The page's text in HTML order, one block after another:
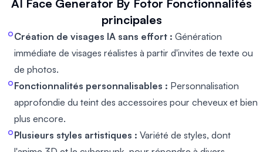
AI Face Generator By Fotor Fonctionnalités
principales
Création de visages IA sans effort : Génération
immédiate de visages réalistes à partir d'invites de texte ou
de photos.
Fonctionnalités personnalisables : Personnalisation
approfondie du teint des accessoires pour cheveux et bien
plus encore.
Plusieurs styles artistiques : Variété de styles, dont